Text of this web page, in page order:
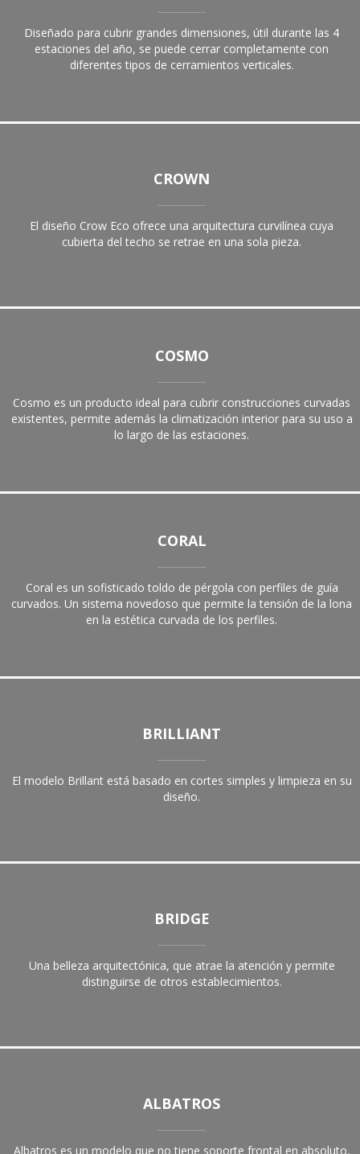
Diseñado para cubrir grandes dimensiones, útil durante las 4
estaciones del año, se puede cerrar completamente con
diferentes tipos de cerramientos verticales.
CROWN
El diseño Crow Eco ofrece una arquitectura curvilínea cuya
cubierta del techo se retrae en una sola pieza.
COSMO
Cosmo es un producto ideal para cubrir construcciones curvadas
existentes, permite además la climatización interior para su uso a
lo largo de las estaciones.
CORAL
Coral es un sofisticado toldo de pérgola con perfiles de guía
curvados. Un sistema novedoso que permite la tensión de la lona
en la estética curvada de los perfiles.
BRILLIANT
El modelo Brillant está basado en cortes simples y limpieza en su
diseño.
BRIDGE
Una belleza arquitectónica, que atrae la atención y permite
distinguirse de otros establecimientos.
ALBATROS
Albatros es un modelo que no tiene soporte frontal en absoluto,